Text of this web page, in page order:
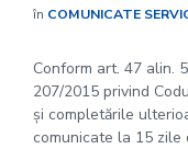
în COMUNICATE
Conform art. 47 alin.
207/2015 privind
și completările
comunicate la 15